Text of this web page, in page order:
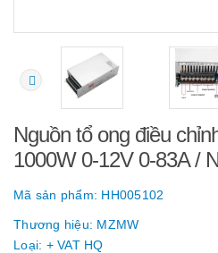
Nguồn tổ ong điều
1000W 0-12V 0-83A /
Mã sản phẩm: HH005102
Thương hiệu: MZMW
Loại: + VAT HQ